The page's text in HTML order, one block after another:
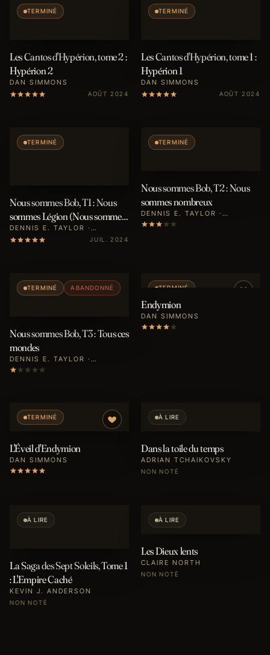
TERMINÉ
Les Cantos d'Hypérion, tome 2 :
Hypérion 2
DAN SIMMONS
AOÛT 2024
TERMINÉ
Les Cantos d'Hypérion, tome 1 :
Hypérion 1
DAN SIMMONS
AOÛT 2024
TERMINÉ
Nous sommes Bob, T1 : Nous
sommes Légion (Nous sommes
Bob)
DENNIS E. TAYLOR ·
SÉBASTIEN BAERT
JUIL. 2024
TERMINÉ
Nous sommes Bob, T2 : Nous
sommes nombreux
DENNIS E. TAYLOR ·
SÉBASTIEN BAERT
TERMINÉ ABANDONNÉ
Nous sommes Bob, T3 : Tous ces
mondes
DENNIS E. TAYLOR ·
SÉBASTIEN BAERT
TERMINÉ
Endymion
DAN SIMMONS
TERMINÉ
L'Éveil d'Endymion
DAN SIMMONS
À LIRE
Dans la toile du temps
ADRIAN TCHAIKOVSKY
NON NOTÉ
À LIRE
La Saga des Sept Soleils, Tome 1
: L'Empire Caché
KEVIN J. ANDERSON
NON NOTÉ
À LIRE
Les Dieux lents
CLAIRE NORTH
NON NOTÉ